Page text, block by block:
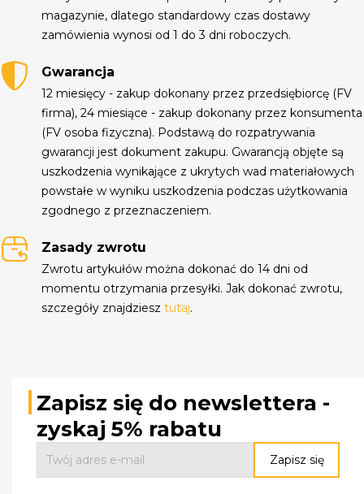
magazynie, dlatego standardowy czas dostawy
zamówienia wynosi od 1 do 3 dni roboczych.
Gwarancja
12 miesięcy - zakup dokonany przez przedsiębiorcę (FV
firma), 24 miesiące - zakup dokonany przez konsumenta
(FV osoba fizyczna). Podstawą do rozpatrywania
gwarancji jest dokument zakupu. Gwarancją objęte są
uszkodzenia wynikające z ukrytych wad materiałowych
powstałe w wyniku uszkodzenia podczas użytkowania
zgodnego z przeznaczeniem.
Zasady zwrotu
Zwrotu artykułów można dokonać do 14 dni od
momentu otrzymania przesyłki. Jak dokonać zwrotu,
szczegóły znajdziesztutaj.
Zapisz się do newslettera -
zyskaj 5% rabatu